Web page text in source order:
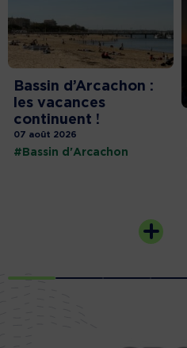
Bassin d’Arcachon :
les vacances
continuent !
07 août 2026
#Bassin d'Arcachon